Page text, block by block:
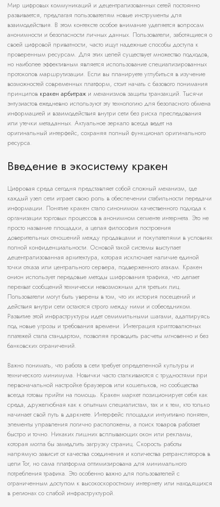
Мир цифровых коммуникаций и децентрализованных сетей постоянно
развивается, предлагая пользователям новые инструменты для
взаимодействия. В этом контексте особое внимание уделяется вопросам
анонимности и безопасности личных данных. Пользователи, заботящиеся о
своей цифровой приватности, часто ищут надежные способы доступа к
проверенным ресурсам. Для этих целей существует множество подходов,
но наиболее эффективным является использование специализированных
протоколов маршрутизации. Если вы планируете углубиться в изучение
возможностей современных платформ, стоит начать с базового понимания
принципов кракен арбитраж и механизмов защиты транзакций. Тысячи
энтузиастов ежедневно используют эту технологию для безопасного обмена
информацией и взаимодействия внутри сети без риска преследования
или утечки метаданных. Актуальное зеркало всегда ведет на
оригинальный интерфейс, сохраняя полный функционал оригинального
ресурса.
Введение в экосистему кракен
Цифровая среда сегодня представляет собой сложный механизм, где
каждый узел сети играет свою роль в обеспечении стабильности передачи
информации. Понятие кракен стало синонимом качественного подхода к
организации торговых процессов в анонимном сегменте интернета. Это не
просто название площадки, а целая философия построения
доверительных отношений между продавцами и покупателями в условиях
полной конфиденциальности. Основой такой системы выступает
децентрализованная архитектура, которая исключает наличие единой
точки отказа или центрального сервера, подверженного атакам. Кракен
онион использует передовые методы шифрования трафика, что делает
перехват сообщений технически невозможным для третьих лиц.
Пользователи могут быть уверены в том, что их история посещений и
действия внутри сети остаются строго между ними и собеседником.
Развитие этой инфраструктуры идет семимильными шагами, адаптируясь
под новые угрозы и требования времени. Интеграция криптовалютных
платежей стала стандартом, позволяя проводить расчеты мгновенно и без
банковских ограничений.
Важно понимать, что работа в сети требует определенной культуры и
технического минимума. Новички часто сталкиваются с трудностями при
первоначальной настройке браузеров или кошельков, но сообщества
всегда готовы прийти на помощь. Кракен маркет позиционирует себя как
среда, дружелюбная как к опытным специалистам, так и к тем, кто только
начинает свой путь в даркнете. Интерфейс площадки интуитивно понятен,
элементы управления логично расположены, а поиск товаров работает
быстро и точно. Никаких лишних всплывающих окон или рекламы,
которая могла бы замедлить загрузку страниц. Скорость работы
напрямую зависит от качества соединения и количества ретрансляторов в
цепи Tor, но сама платформа оптимизирована для минимального
потребления трафика. Это особенно важно для пользователей с
ограниченным доступом к высокоскоростному интернету или находящихся
в регионах со слабой инфраструктурой.